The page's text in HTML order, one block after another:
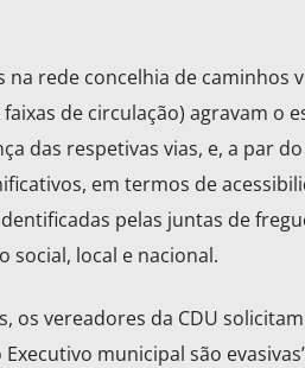
rede concelhia de caminhos
de circulação) agravam o
das respetivas vias, e, a par do
em termos de
pelas juntas de
social, local e nacional.
os vereadores da CDU
municipal são